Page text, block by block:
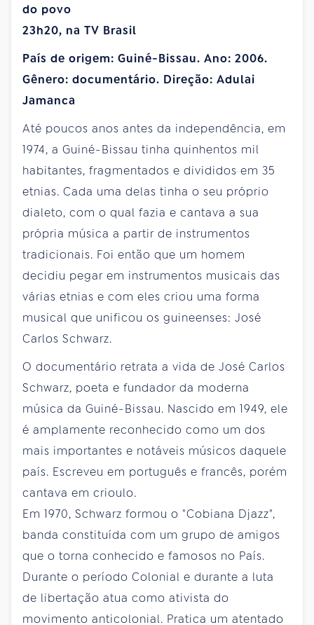
do povo
23h20, na TV Brasil
País de origem: Guiné-Bissau. Ano: 2006.
Gênero: documentário. Direção: Adulai
Jamanca
Até poucos anos antes da independência, em
1974, a Guiné-Bissau tinha quinhentos mil
habitantes, fragmentados e divididos em 35
etnias. Cada uma delas tinha o seu próprio
dialeto, com o qual fazia e cantava a sua
própria música a partir de instrumentos
tradicionais. Foi então que um homem
decidiu pegar em instrumentos musicais das
várias etnias e com eles criou uma forma
musical que unificou os guineenses: José
Carlos Schwarz.
O documentário retrata a vida de José Carlos
Schwarz, poeta e fundador da moderna
música da Guiné-Bissau. Nascido em 1949, ele
é amplamente reconhecido como um dos
mais importantes e notáveis músicos daquele
país. Escreveu em português e francês, porém
cantava em crioulo.
Em 1970, Schwarz formou o "Cobiana Djazz",
banda constituída com um grupo de amigos
que o torna conhecido e famosos no País.
Durante o período Colonial e durante a luta
de libertação atua como ativista do
movimento anticolonial. Pratica um atentado